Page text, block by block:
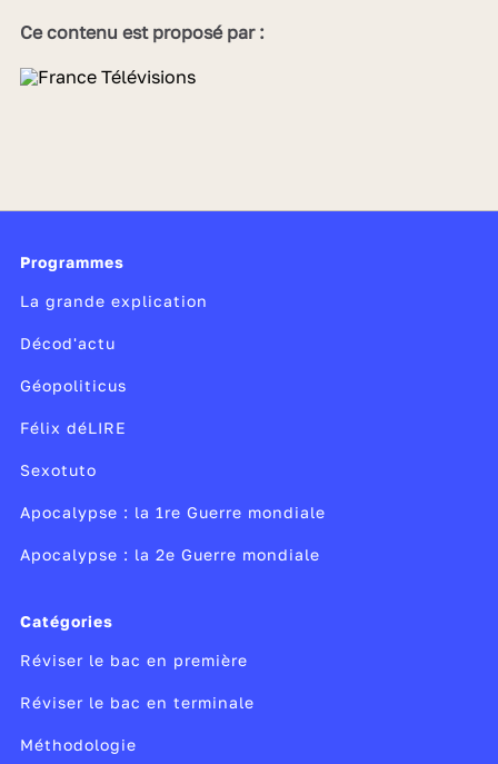
Ce contenu est proposé par :
Programmes
La grande explication
Décod'actu
Géopoliticus
Félix déLIRE
Sexotuto
Apocalypse : la 1re Guerre mondiale
Apocalypse : la 2e Guerre mondiale
Catégories
Réviser le bac en première
Réviser le bac en terminale
Méthodologie